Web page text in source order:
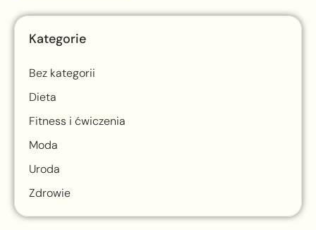
Kategorie
Bez kategorii
Dieta
Fitness i ćwiczenia
Moda
Uroda
Zdrowie